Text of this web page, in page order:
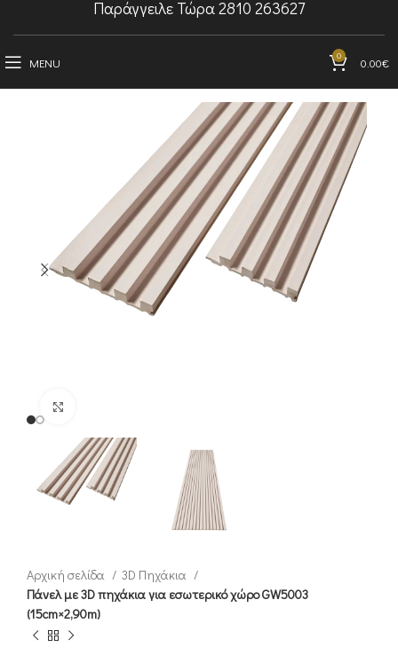
Παράγγειλε Τώρα 2810 263627
MENU 0 0.00€
Αρχική σελίδα
3D Πηχάκια
Πάνελ με 3D πηχάκια για εσωτερικό χώρο GW5003
(15cm×2,90m)